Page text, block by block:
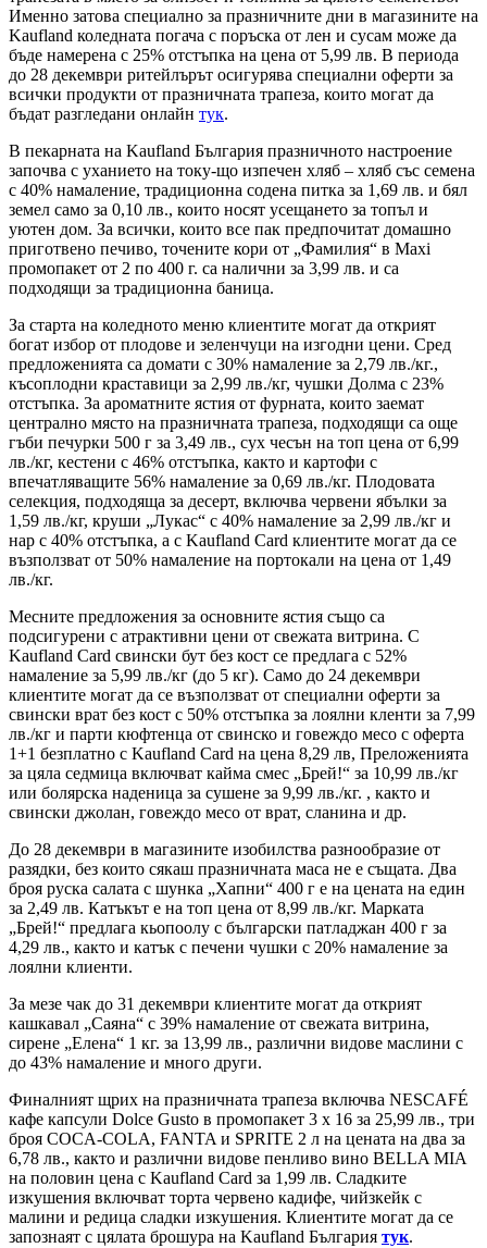
Именно затова специално за празничните дни в магазините на
Kaufland коледната погача с поръска от лен и сусам може да
бъде намерена с 25% отстъпка на цена от 5,99 лв. В периода
до 28 декември ритейлърът осигурява специални оферти за
всички продукти от празничната трапеза, които могат да
бъдат разгледани онлайн тук.
В пекарната на Kaufland България празничното настроение
започва с уханието на току-що изпечен хляб – хляб със семена
с 40% намаление, традиционна содена питка за 1,69 лв. и бял
земел само за 0,10 лв., които носят усещането за топъл и
уютен дом. За всички, които все пак предпочитат домашно
приготвено печиво, точените кори от „Фамилия“ в Maxi
промопакет от 2 по 400 г. са налични за 3,99 лв. и са
подходящи за традиционна баница.
За старта на коледното меню клиентите могат да открият
богат избор от плодове и зеленчуци на изгодни цени. Сред
предложенията са домати с 30% намаление за 2,79 лв./кг.,
късоплодни краставици за 2,99 лв./кг, чушки Долма с 23%
отстъпка. За ароматните ястия от фурната, които заемат
централно място на празничната трапеза, подходящи са още
гъби печурки 500 г за 3,49 лв., сух чесън на топ цена от 6,99
лв./кг, кестени с 46% отстъпка, както и картофи с
впечатляващите 56% намаление за 0,69 лв./кг. Плодовата
селекция, подходяща за десерт, включва червени ябълки за
1,59 лв./кг, круши „Лукас“ с 40% намаление за 2,99 лв./кг и
нар с 40% отстъпка, а с Kaufland Card клиентите могат да се
възползват от 50% намаление на портокали на цена от 1,49
лв./кг.
Месните предложения за основните ястия също са
подсигурени с атрактивни цени от свежата витрина. С
Kaufland Card свински бут без кост се предлага с 52%
намаление за 5,99 лв./кг (до 5 кг). Само до 24 декември
клиентите могат да се възползват от специални оферти за
свински врат без кост с 50% отстъпка за лоялни кленти за 7,99
лв./кг и парти кюфтенца от свинско и говеждо месо с оферта
1+1 безплатно с Kaufland Card на цена 8,29 лв, Преложенията
за цяла седмица включват кайма смес „Брей!“ за 10,99 лв./кг
или болярска наденица за сушене за 9,99 лв./кг. , както и
свински джолан, говеждо месо от врат, сланина и др.
До 28 декември в магазините изобилства разнообразие от
разядки, без които сякаш празничната маса не е същата. Два
броя руска салата с шунка „Хапни“ 400 г е на цената на един
за 2,49 лв. Катъкът е на топ цена от 8,99 лв./кг. Марката
„Брей!“ предлага кьопоолу с български патладжан 400 г за
4,29 лв., както и катък с печени чушки с 20% намаление за
лоялни клиенти.
За мезе чак до 31 декември клиентите могат да открият
кашкавал „Саяна“ с 39% намаление от свежата витрина,
сирене „Елена“ 1 кг. за 13,99 лв., различни видове маслини с
до 43% намаление и много други.
Финалният щрих на празничната трапеза включва NESCAFÉ
кафе капсули Dolce Gusto в промопакет 3 х 16 за 25,99 лв., три
броя COCA-COLA, FANTA и SPRITE 2 л на цената на два за
6,78 лв., както и различни видове пенливо вино BELLA MIA
на половин цена с Kaufland Card за 1,99 лв. Сладките
изкушения включват торта червено кадифе, чийзкейк с
малини и редица сладки изкушения. Клиентите могат да се
запознаят с цялата брошура на Kaufland България тук.